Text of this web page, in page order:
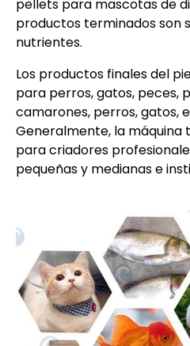
pellets para mascotas de
productos terminados son
nutrientes.
Los productos finales del
para perros, gatos, peces,
camarones, perros, gatos,
Generalmente, la máquina
para criadores
pequeñas y medianas e